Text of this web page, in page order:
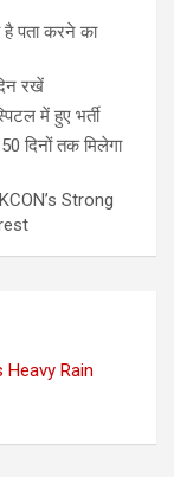
पता करने का
रखें
में हुए भर्ती
दिनों तक मिलेगा
Strong
Heavy Rain